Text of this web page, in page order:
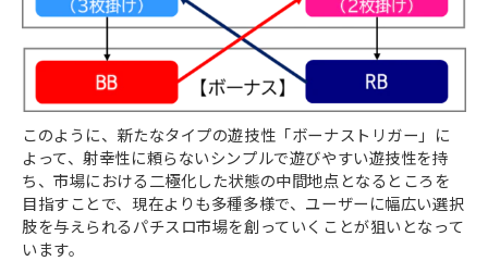
このように、新たなタイプの遊技性「ボーナストリガー」に
よって、射幸性に頼らないシンプルで遊びやすい遊技性を持
ち、市場における二極化した状態の中間地点となるところを
目指すことで、現在よりも多種多様で、ユーザーに幅広い選択
肢を与えられるパチスロ市場を創っていくことが狙いとなって
います。